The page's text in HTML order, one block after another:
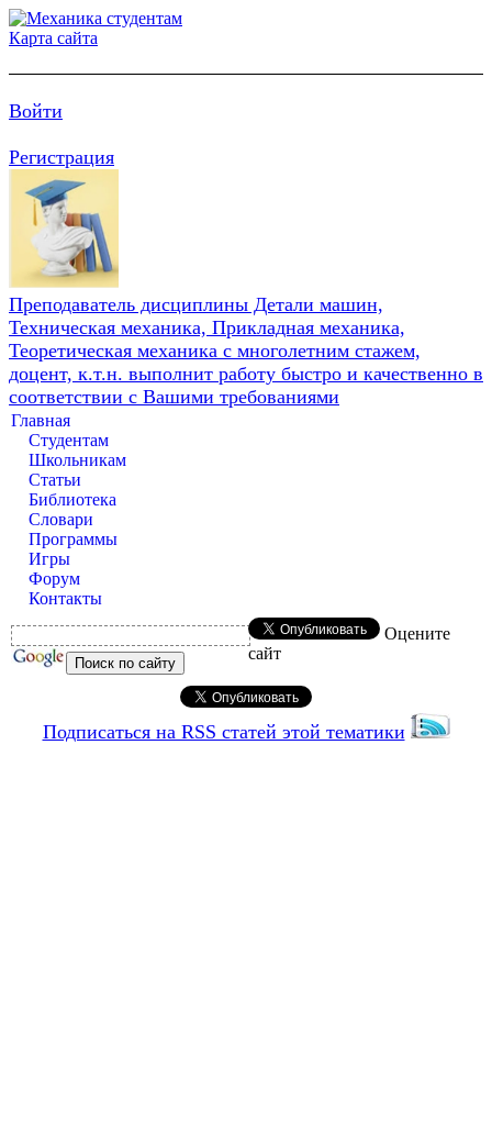
Карта сайта
Войти
Регистрация
Преподаватель дисциплины Детали машин,
Техническая механика, Прикладная механика,
Теоретическая механика с многолетним стажем,
доцент, к.т.н. выполнит работу быстро и качественно в
соответствии с Вашими требованиями
Главная
Студентам
Школьникам
Статьи
Библиотека
Словари
Программы
Игры
Форум
Контакты
Оцените
сайт
Подписаться на RSS статей этой тематики